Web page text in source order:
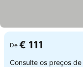
De € 111
Consulte os preços de